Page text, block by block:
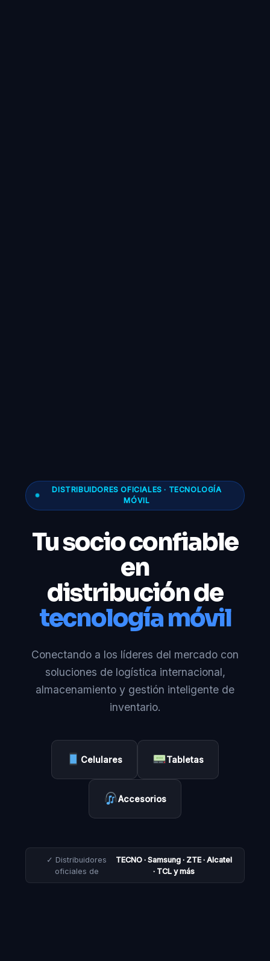
DISTRIBUIDORES OFICIALES · TECNOLOGÍA
MÓVIL
Tu socio confiable
en
distribución de
tecnología móvil
Conectando a los líderes del mercado con
soluciones de logística internacional,
almacenamiento y gestión inteligente de
inventario.
Celulares Tabletas
Accesorios
✓ Distribuidores
oficiales de
TECNO · Samsung · ZTE · Alcatel
· TCL y más